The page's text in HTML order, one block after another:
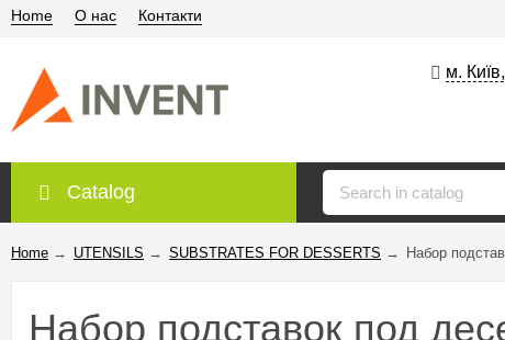
Home О нас Контакти
м.
Catalog
Home → UTENSILS → SUBSTRATES FOR DESSERTS → Набор
Набор подставок под